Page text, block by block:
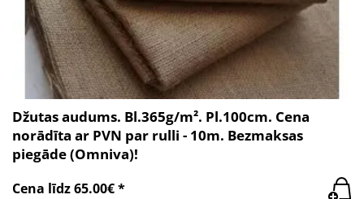
Džutas audums. Bl.365g/m². Pl.100cm. Cena
norādīta ar PVN par rulli - 10m. Bezmaksas
piegāde (Omniva)!
Cena līdz 65.00€ *